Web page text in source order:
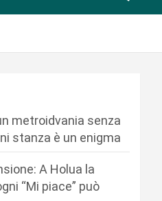
metroidvania senza
stanza è un enigma
A Holua la
“Mi piace” può